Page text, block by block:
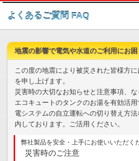
このページの本文へ
よくあるご質問 FAQ
地震の影響で電気や水道のご利用にお
この度の地震により被災された皆様方
を申し上げます。
災害時の大切なお知らせと注意事項、
エコキュートのタンクのお湯を有効活
電システムの自立運転への切り替え方
内しております。ご活用ください。
弊社製品を安全・上手にお使いいただく
災害時のご注意